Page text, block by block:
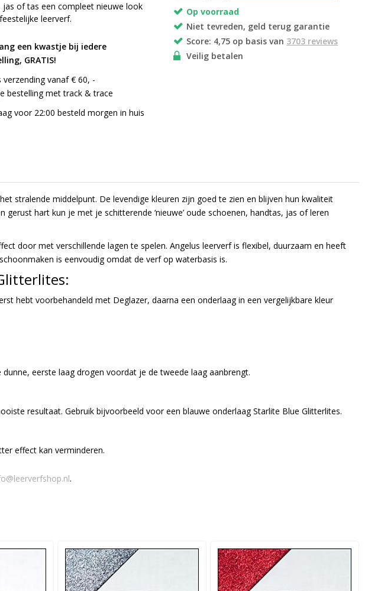
jas of tas een compleet nieuwe look
leerverf.
een kwastje bij iedere
GRATIS!
verzending vanaf € 60, ​​-
bestelling met track & trace
voor 22:00 besteld morgen in huis
Op voorraad
Niet tevreden, geld terug garantie
Score: 4,75 op basis van 3703 reviews
Veilig betalen
stralende middelpunt. De levendige kleuren zijn goed te zien en blijven hun kwaliteit
hart kun je met je schitterende ‘nieuwe’ oude schoenen, handtas, jas of leren
door met verschillende lagen te spelen. Angelus leerverf is flexibel, duurzaam en heeft
is eenvoudig omdat de verf op waterbasis is.
hebt voorbehandeld met Deglazer, daarna een onderlaag in een vergelijkbare kleur
eerste laag drogen voordat je de tweede laag aanbrengt.
resultaat. Gebruik bijvoorbeeld voor een blauwe onderlaag Starlite Blue Glitterlites.
effect kan verminderen.
.